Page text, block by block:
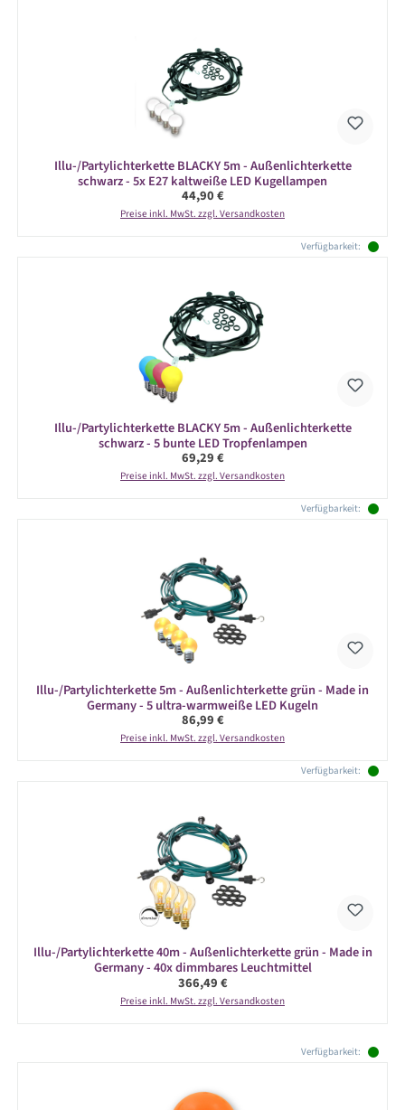
Illu-/Partylichterkette BLACKY 5m - Außenlichterkette
schwarz - 5x E27 kaltweiße LED Kugellampen
Regulärer Preis:
44,90 €
Preise inkl. MwSt. zzgl. Versandkosten
Verfügbarkeit:
Illu-/Partylichterkette BLACKY 5m - Außenlichterkette
schwarz - 5 bunte LED Tropfenlampen
Regulärer Preis:
69,29 €
Preise inkl. MwSt. zzgl. Versandkosten
Verfügbarkeit:
Illu-/Partylichterkette 5m - Außenlichterkette grün - Made in
Germany - 5 ultra-warmweiße LED Kugeln
Regulärer Preis:
86,99 €
Preise inkl. MwSt. zzgl. Versandkosten
Verfügbarkeit:
Illu-/Partylichterkette 40m - Außenlichterkette grün - Made in
Germany - 40x dimmbares Leuchtmittel
Regulärer Preis:
366,49 €
Preise inkl. MwSt. zzgl. Versandkosten
Verfügbarkeit: